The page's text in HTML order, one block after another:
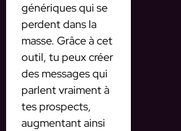
génériques qui se
perdent dans la
masse. Grâce à cet
outil, tu peux créer
des messages qui
parlent vraiment à
tes prospects,
augmentant ainsi